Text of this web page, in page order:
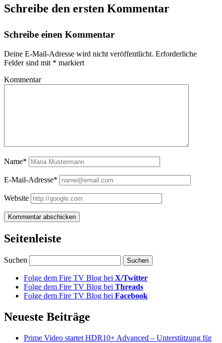
Schreibe den ersten Kommentar
Schreibe einen Kommentar
Deine E-Mail-Adresse wird nicht veröffentlicht. Erforderliche
Felder sind mit * markiert
Kommentar
Name*
E-Mail-Adresse*
Website
Seitenleiste
Suchen
Folge dem Fire TV Blog bei X/Twitter
Folge dem Fire TV Blog bei Threads
Folge dem Fire TV Blog bei Facebook
Neueste Beiträge
Prime Video startet HDR10+ Advanced – Unterstützung für